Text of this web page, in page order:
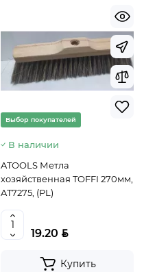
Выбор покупателей
В наличии
ATOOLS Метла
хозяйственная TOFFI 270мм,
AT7275, (PL)
19.20 BYN
Купить